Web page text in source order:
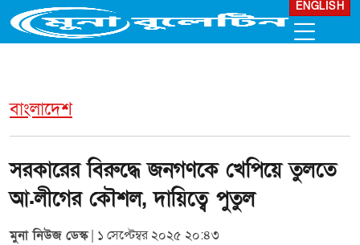
ENGLISH
বাংলাদেশ
সরকারের বিরুদ্ধে জনগণকে খেপিয়ে তুলতে
আ.লীগের কৌশল, দায়িত্বে পুতুল
মুনা নিউজ ডেস্ক| ১ সেপ্টেম্বর ২০২৫ ২০:৪৩